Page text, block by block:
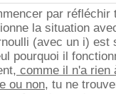
par réfléchir
la situation
(avec un i) est
pourquoi il
comme il n'a rien
ou non, tu ne